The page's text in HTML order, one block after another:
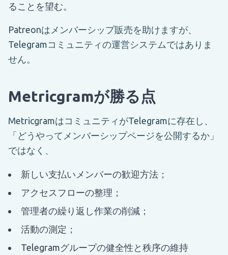
ることを望む。
Patreonはメンバーシップ販売を助けますが、
Telegramコミュニティの運営システムではありま
せん。
Metricgramが勝る点
MetricgramはコミュニティがTelegramに存在し、
「どうやってメンバーシップページを公開するか」
ではなく、
新しい支払いメンバーの歓迎方法；
アクセスフローの整理；
管理者の繰り返し作業の削減；
活動の測定；
Telegramグループの健全性と秩序の維持